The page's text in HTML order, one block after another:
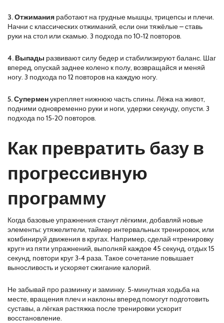
3. Отжимания работают на грудные мышцы, трицепсы и плечи.
Начни с классических отжиманий, если они тяжёлые – ставь
руки на стол или скамью. 3 подхода по 10‑12 повторов.
4. Выпады развивают силу бедер и стабилизируют баланс. Шаг
вперед, опускай заднее колено к полу, возвращайся и меняй
ногу. 3 подхода по 12 повторов на каждую ногу.
5. Суперменукрепляет нижнюю часть спины. Лёжа на живот,
подними одновременно руки и ноги, удержи секунду, опусти. 3
подхода по 15‑20 повторов.
Как превратить базу в
прогрессивную
программу
Когда базовые упражнения станут лёгкими, добавляй новые
элементы: утяжелители, таймер интервальных тренировок, или
комбинируй движения в кругах. Например, сделай «тренировку
круг» из пяти упражнений, выполняй каждое 45 секунд, отдых 15
секунд, повтори круг 3‑4 раза. Такое сочетание повышает
выносливость и ускоряет сжигание калорий.
Не забывай про разминку и заминку. 5‑минутная ходьба на
месте, вращения плеч и наклоны вперед помогут подготовить
суставы, а лёгкая растяжка после тренировки ускорит
восстановление.